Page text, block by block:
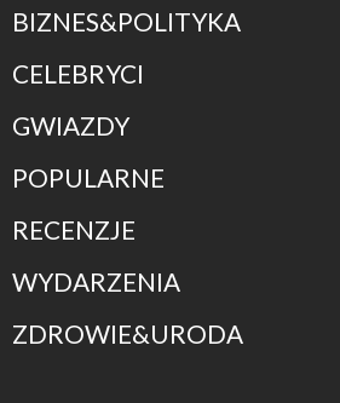
BIZNES&POLITYKA
CELEBRYCI
GWIAZDY
POPULARNE
RECENZJE
WYDARZENIA
ZDROWIE&URODA